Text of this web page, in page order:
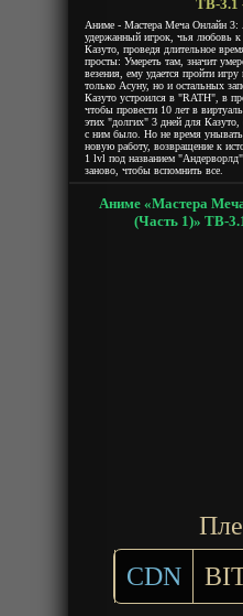
ТВ-3.1
Аниме - Мастера Меча Онлайн
удержанный игрок, чья любовь
Казуто, проведя длительное
просты: Умереть там, значит
везения, ему удается пройти
только Асуну, но и остальных
Казуто устроился в "RATH", в
чтобы провести 10 лет в
этих "долгих" 3 дней для
с ним было. Но не время
новую работу, возвращение к
1 lvl под названием
заново, чтобы вспомнить все.
Аниме «Мастера
(Часть 1)» ТВ-
CDN